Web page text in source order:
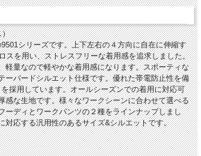
）
シリーズです。上下左右の４方向に自在に伸縮す
スを用い、ストレスフリーな着用感を追求しました。
軽量なので軽やかな着用感になります。スポーティな
ーパードシルエット仕様です。優れた帯電防止性を備
採用しています。オールシーズンでの着用に対応可
感な生地です。様々なワークシーンに合わせて選べる
ーディとワークパンツの２種をラインナップしまし
対応する汎用性のあるサイズ&シルエットです。